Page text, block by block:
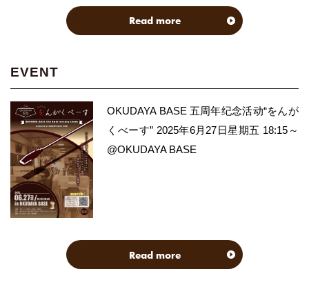
Read more
EVENT
OKUDAYA BASE 五周年纪念活动“をんが
くべーす” 2025年6月27日星期五 18:15～
@OKUDAYA BASE
Read more